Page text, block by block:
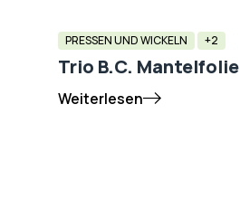
PRESSEN UND WICKELN +2
Trio B.C. Mantelfolie
Weiterlesen